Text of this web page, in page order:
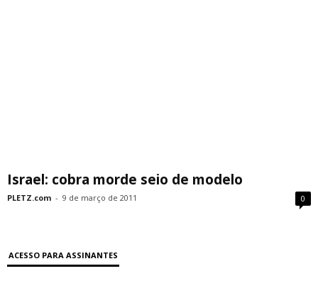
Israel: cobra morde seio de modelo
PLETZ.com - 9 de março de 2011 0
ACESSO PARA ASSINANTES